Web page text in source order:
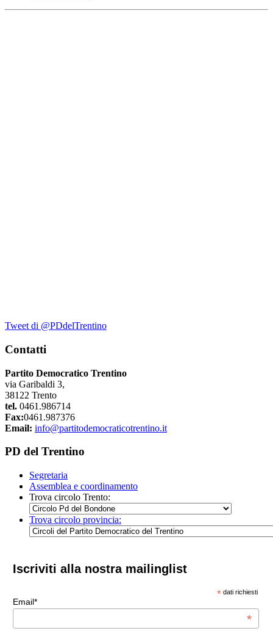
Tweet di @PDdelTrentino
Contatti
Partito Democratico Trentino
via Garibaldi 3,
38122 Trento
tel. 0461.986714
Fax:0461.987376
Email: info@partitodemocraticotrentino.it
PD del Trentino
Segretaria
Assemblea e coordinamento
Trova circolo Trento:
Trova circolo provincia:
Iscriviti alla nostra mailinglist
* dati richiesti
Email*
*